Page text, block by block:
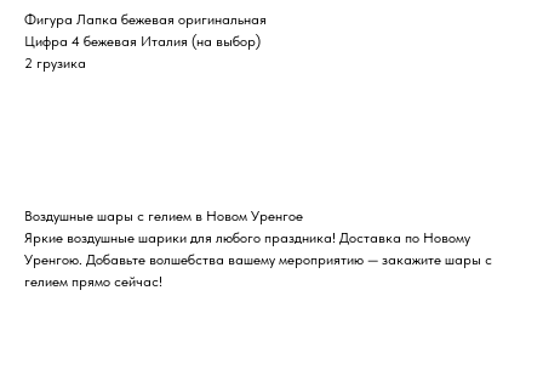
Фигура Лапка бежевая оригинальная
Цифра 4 бежевая Италия (на выбор)
2 грузика
Воздушные шары с гелием в Новом Уренгое
Яркие воздушные шарики для любого праздника! Доставка по Новому
Уренгою. Добавьте волшебства вашему мероприятию — закажите шары с
гелием прямо сейчас!